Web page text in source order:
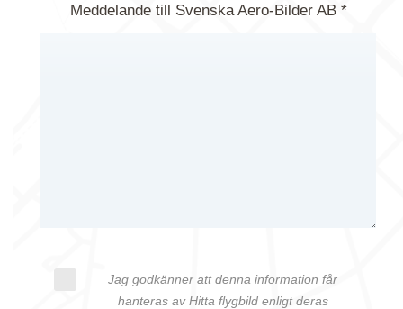
Meddelande till Svenska Aero-Bilder AB *
Jag godkänner att denna information får
hanteras av Hitta flygbild enligt deras